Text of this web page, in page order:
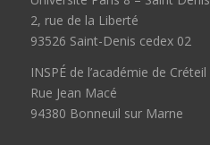
2, rue de la Liberté
93526 Saint-Denis cedex 02
INSPÉ de l’académie de Créteil
Rue Jean Macé
94380 Bonneuil sur Marne